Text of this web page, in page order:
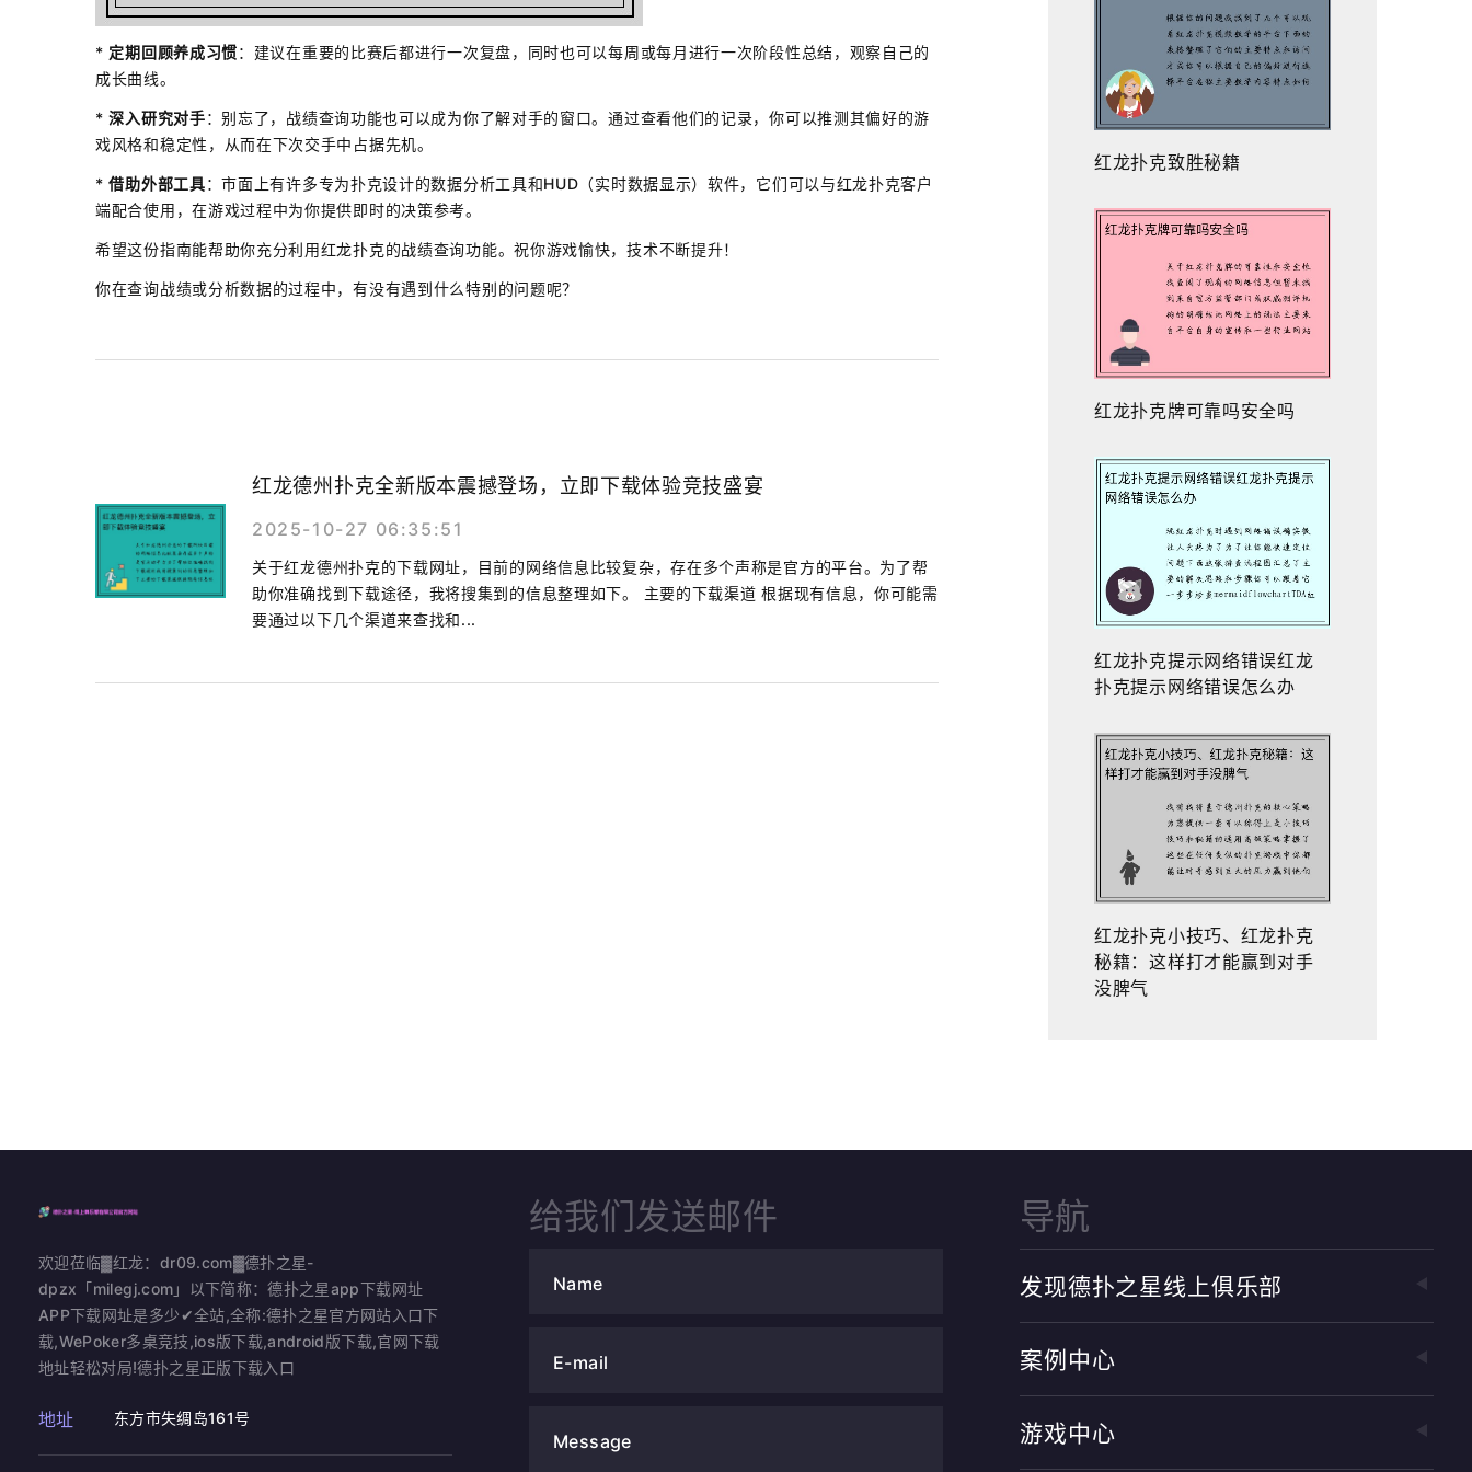
* 定期回顾养成习惯：建议在重要的比赛后都进行一次复盘，同时也可以每周或每月进行一次阶段性总结，观察自己的
成长曲线。
*深入研究对手：别忘了，战绩查询功能也可以成为你了解对手的窗口。通过查看他们的记录，你可以推测其偏好的游
戏风格和稳定性，从而在下次交手中占据先机。
*借助外部工具：市面上有许多专为扑克设计的数据分析工具和HUD（实时数据显示）软件，它们可以与红龙扑克客户
端配合使用，在游戏过程中为你提供即时的决策参考。
希望这份指南能帮助你充分利用红龙扑克的战绩查询功能。祝你游戏愉快，技术不断提升！
你在查询战绩或分析数据的过程中，有没有遇到什么特别的问题呢？
红龙德州扑克全新版本震撼登场，立即下载体验竞技盛宴
2025-10-27 06:35:51
关于红龙德州扑克的下载网址，目前的网络信息比较复杂，存在多个声称是官方的平台。为了帮
助你准确找到下载途径，我将搜集到的信息整理如下。 主要的下载渠道 根据现有信息，你可能需
要通过以下几个渠道来查找和...
红龙扑克致胜秘籍
红龙扑克牌可靠吗安全吗
红龙扑克提示网络错误红龙
扑克提示网络错误怎么办
红龙扑克小技巧、红龙扑克
秘籍：这样打才能赢到对手
没脾气
欢迎莅临▓红龙：dr09.com▓德扑之星-
dpzx「milegj.com」以下简称：德扑之星app下载网址
APP下载网址是多少✔全站,全称:德扑之星官方网站入口下
载,WePoker多桌竞技,ios版下载,android版下载,官网下载
地址轻松对局!德扑之星正版下载入口
地址 东方市失绸岛161号
给我们发送邮件
Name
E-mail
Message
导航
发现德扑之星线上俱乐部
案例中心
游戏中心